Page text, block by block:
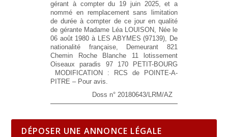
gérant à compter du 19 juin 2025, et a
nommé en remplacement sans limitation
de durée à compter de ce jour en qualité
de gérante Madame Léa LOUISON, Née le
06 août 1980 à LES ABYMES (97139), De
nationalité française, Demeurant 821
Chemin Roche Blanche 11 lotissement
Oiseaux paradis 97 170 PETIT-BOURG
MODIFICATION : RCS de POINTE-A-
PITRE – Pour avis.
Doss n° 20180643/LRM/AZ
DÉPOSER UNE ANNONCE LÉGALE